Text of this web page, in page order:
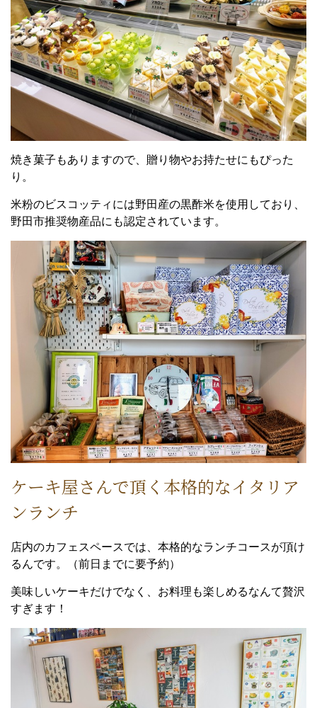
焼き菓子もありますので、贈り物やお持たせにもぴった
り。
米粉のビスコッティには野田産の黒酢米を使用しており、
野田市推奨物産品にも認定されています。
ケーキ屋さんで頂く本格的なイタリア
ンランチ
店内のカフェスペースでは、本格的なランチコースが頂け
るんです。（前日までに要予約）
美味しいケーキだけでなく、お料理も楽しめるなんて贅沢
すぎます！